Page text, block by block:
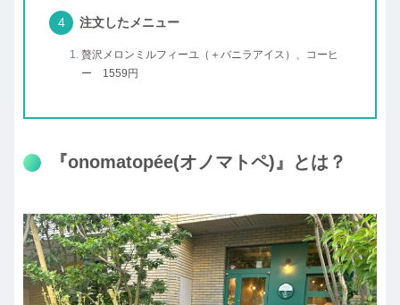
注文したメニュー
贅沢メロンミルフィーユ（＋バニラアイス）、コーヒ
ー 1559円
『onomatopée(オノマトペ)』とは？